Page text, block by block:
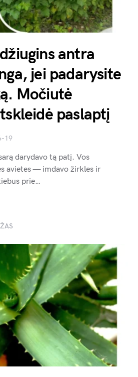
antra
jei padarysite
Močiutė
paslaptį
19
darydavo tą patį. Vos
avietes — imdavo žirkles ir
prie…